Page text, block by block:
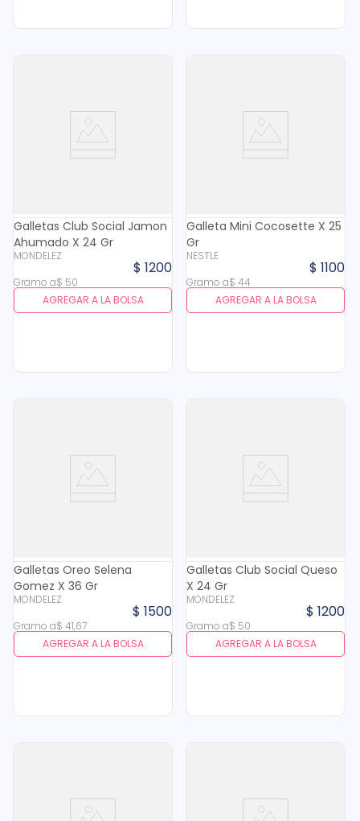
Galletas Club Social Jamon
Ahumado X 24 Gr
MONDELEZ
$ 1200
Gramo a$ 50
AGREGAR A LA BOLSA
Galleta Mini Cocosette X 25
Gr
NESTLE
$ 1100
Gramo a$ 44
AGREGAR A LA BOLSA
Galletas Oreo Selena
Gomez X 36 Gr
MONDELEZ
$ 1500
Gramo a$ 41,67
AGREGAR A LA BOLSA
Galletas Club Social Queso
X 24 Gr
MONDELEZ
$ 1200
Gramo a$ 50
AGREGAR A LA BOLSA